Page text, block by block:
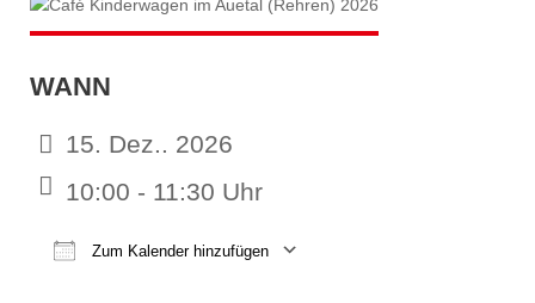
WANN
15. Dez.. 2026
10:00 - 11:30 Uhr
Zum Kalender hinzufügen